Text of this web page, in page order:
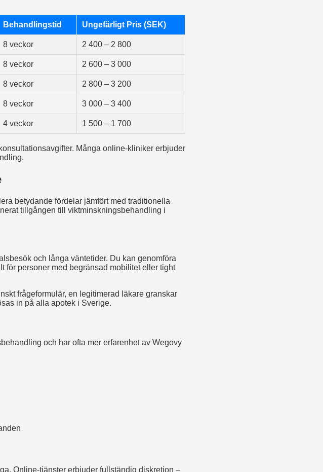
Behandlingstid Ungefärligt Pris (SEK)
8 veckor 2 400 – 2 800
8 veckor 2 600 – 3 000
8 veckor 2 800 – 3 200
8 veckor 3 000 – 3 400
4 veckor 1 500 – 1 700
Många online-kliniker erbjuder
betydande fördelar jämfört med traditionella
tillgången till viktminskningsbehandling i
och långa väntetider. Du kan genomföra
för personer med begränsad mobilitet eller tight
frågeformulär, en legitimerad läkare granskar
in på alla apotek i Sverige.
och har ofta mer erfarenhet av Wegovy
Online-tjänster erbjuder fullständig diskretion –